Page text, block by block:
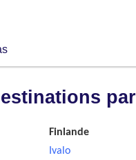
Finlande
Ivalo